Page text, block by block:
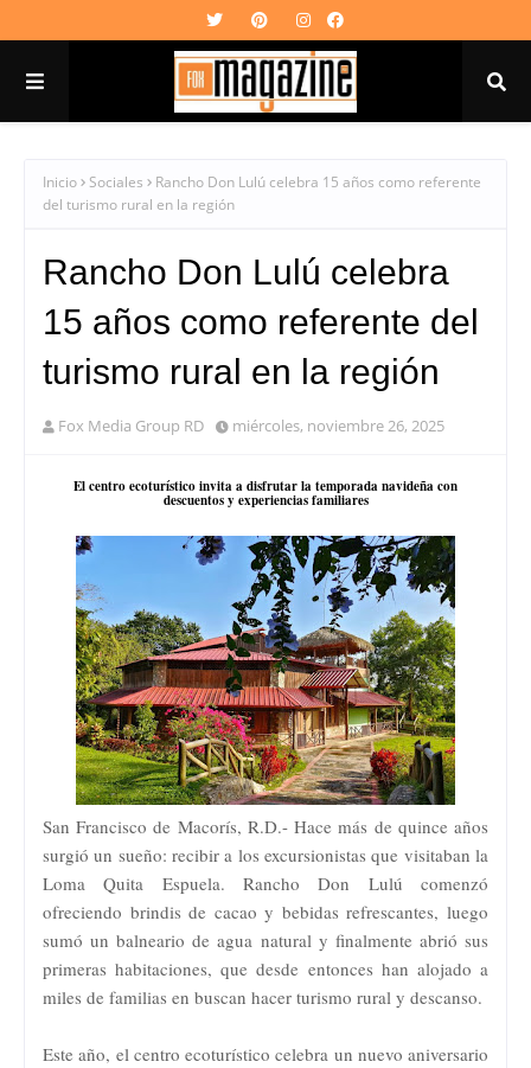
Inicio Sociales
Rancho Don Lulú celebra 15 años como referente
del turismo rural en la región
Rancho Don Lulú celebra
15 años como referente del
turismo rural en la región
Fox Media Group RD miércoles, noviembre 26, 2025
El centro ecoturístico invita a disfrutar la temporada navideña con
descuentos y experiencias familiares
San Francisco de Macorís, R.D.- Hace más de quince años
surgió un sueño: recibir a los excursionistas que visitaban la
Loma Quita Espuela. Rancho Don Lulú comenzó
ofreciendo brindis de cacao y bebidas refrescantes, luego
sumó un balneario de agua natural y finalmente abrió sus
primeras habitaciones, que desde entonces han alojado a
miles de familias en buscan hacer turismo rural y descanso.
Este año, el centro ecoturístico celebra un nuevo aniversario